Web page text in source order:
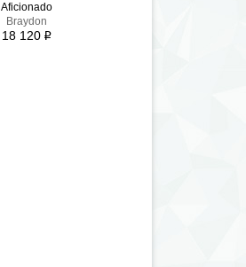
Aficionado
Braydon
18 120 i